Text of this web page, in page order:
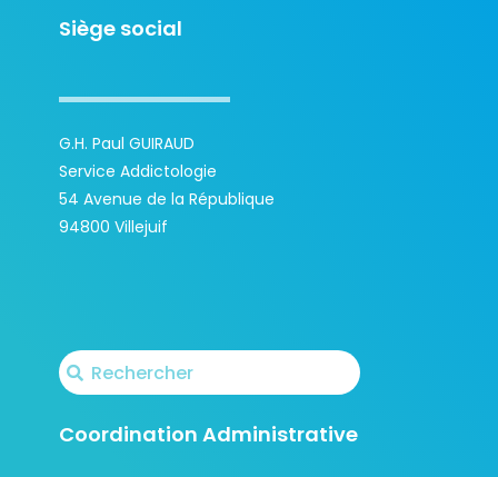
Siège social
G.H. Paul GUIRAUD
Service Addictologie
54 Avenue de la République
94800 Villejuif
Coordination Administrative